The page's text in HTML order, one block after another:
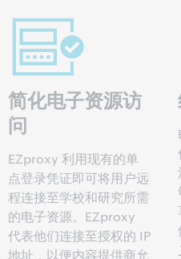
简化电子资源访
问
EZproxy 利用现有的单
点登录凭证即可将用户远
程连接至学校和研究所需
的电子资源。EZproxy
代表他们连接至授权的 IP
地址，以便内容提供商允